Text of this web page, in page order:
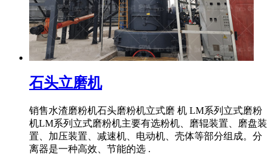
石头立磨机
销售水渣磨粉机石头磨粉机立式磨 机 LM系列立式磨粉
机LM系列立式磨粉机主要有选粉机、磨辊装置、磨盘装
置、加压装置、减速机、电动机、壳体等部分组成。分
离器是一种高效、节能的选 .